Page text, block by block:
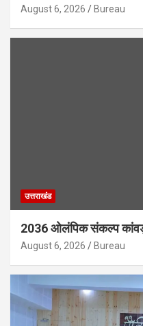
August 6, 2026 Bureau
उत्तराखंड
2036 ओलंपिक संकल्प कांवड़
August 6, 2026 Bureau